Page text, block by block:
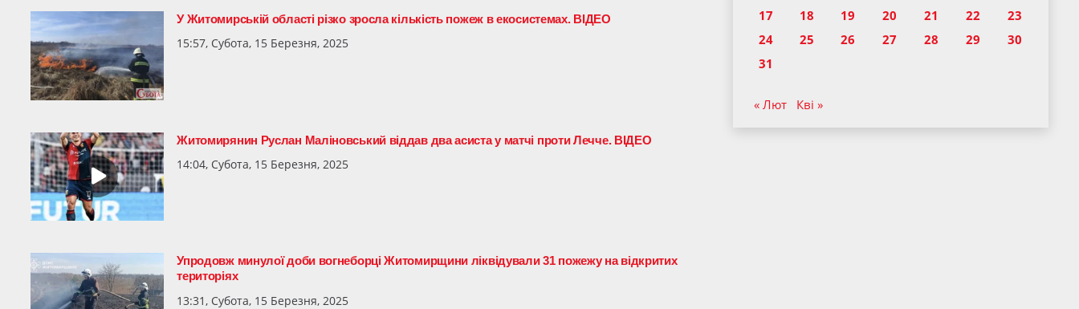
У Житомирській області різко зросла кількість пожеж в екосистемах. ВІДЕО
15:57, Субота, 15 Березня, 2025
Житомирянин Руслан Маліновський віддав два асиста у матчі проти Лечче. ВІДЕО
14:04, Субота, 15 Березня, 2025
Упродовж минулої доби вогнеборці Житомирщини ліквідували 31 пожежу на відкритих
територіях
13:31, Субота, 15 Березня, 2025
17
18 19 20 21 22
23
24
25 26 27 28 29
30
31
« Лют Кві »